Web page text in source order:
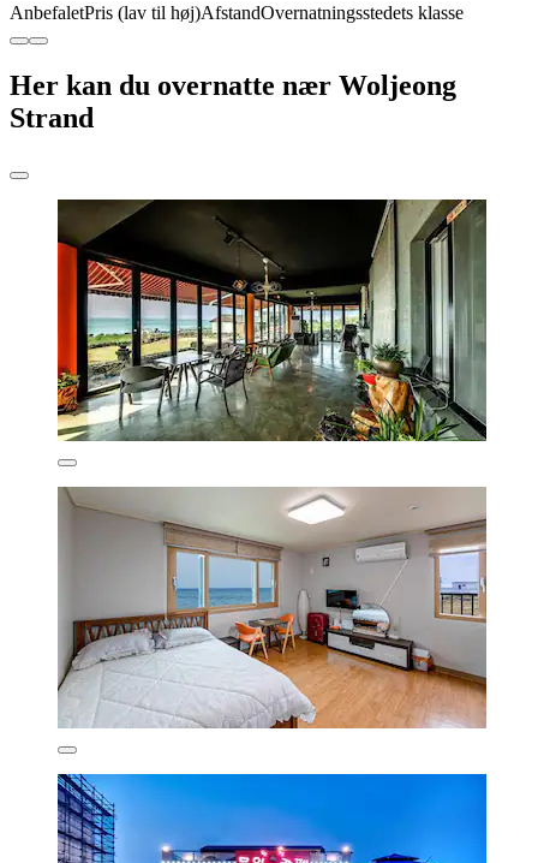
AnbefaletPris (lav til høj)AfstandOvernatningsstedets klasse
Her kan du overnatte nær Woljeong
Strand